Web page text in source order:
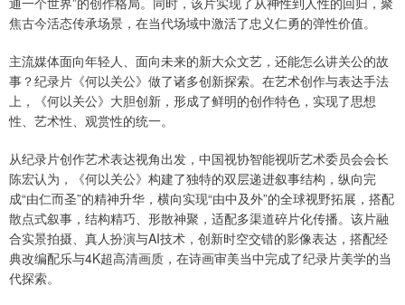
焦古今活态传承场景，在当代场域中激活了忠义仁勇的弹性价值。
主流媒体面向年轻人、面向未来的新大众文艺，还能怎么讲关公的故
事？纪录片《何以关公》做了诸多创新探索。在艺术创作与表达手法
上，《何以关公》大胆创新，形成了鲜明的创作特色，实现了思想
性、艺术性、观赏性的统一。
从纪录片创作艺术表达视角出发，中国视协智能视听艺术委员会会长
陈宏认为，《何以关公》构建了独特的双层递进叙事结构，纵向完
成“由仁而圣”的精神升华，横向实现“由中及外”的全球视野拓展，搭配
散点式叙事，结构精巧、形散神聚，适配多渠道碎片化传播。该片融
合实景拍摄、真人扮演与AI技术，创新时空交错的影像表达，搭配经
典改编配乐与4K超高清画质，在诗画审美当中完成了纪录片美学的当
代探索。